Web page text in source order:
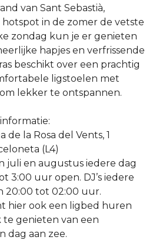
van Sant Sebastià,
in de zomer de vetste
zondag kun je er genieten
hapjes en verfrissende
beschikt over een prachtig
ligstoelen met
lekker te ontspannen.
de la Rosa del Vents, 1
(L4)
juli en augustus iedere dag
3:00 uur open. DJ’s iedere
20:00 tot 02:00 uur.
hier ook een ligbed huren
te genieten van een
dag aan zee.